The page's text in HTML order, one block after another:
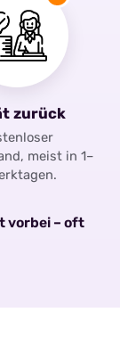
zurück
meist in 1–
vorbei – oft